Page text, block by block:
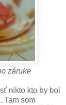
záruke
nikto kto by bol
Tam som